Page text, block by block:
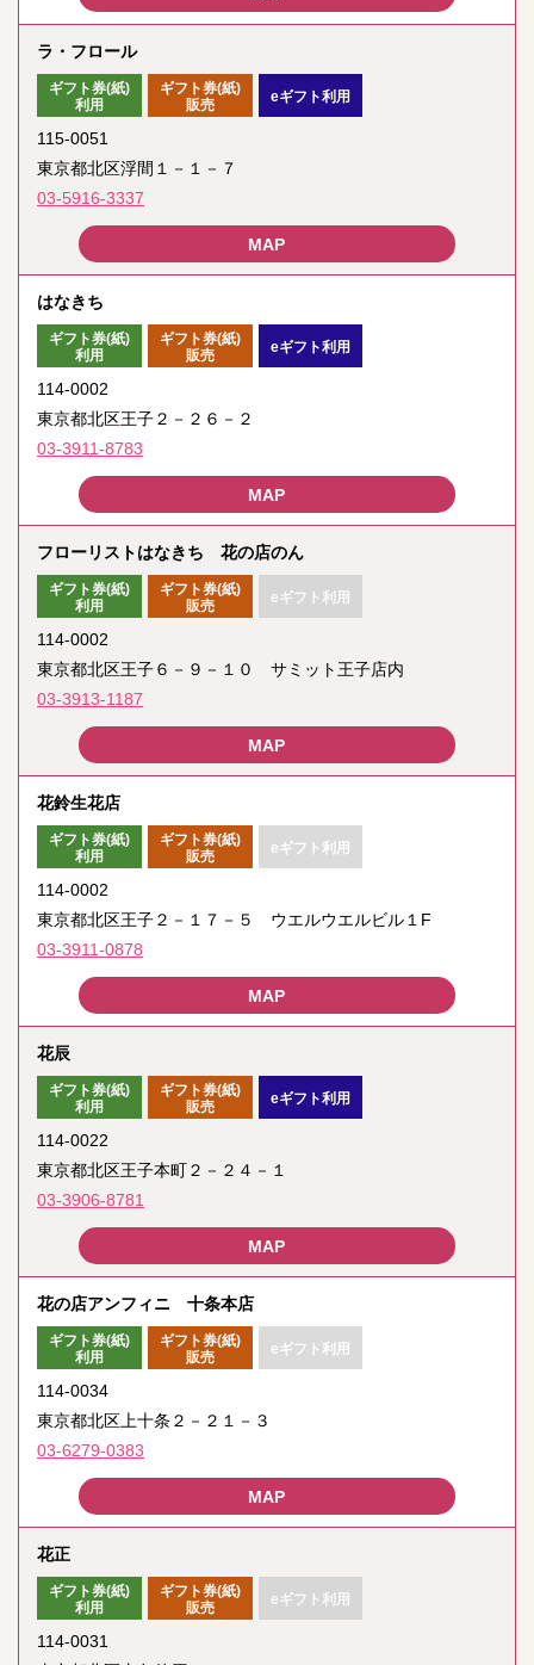
ラ・フロール
ギフト券(紙)
利用
ギフト券(紙)
販売
eギフト利用
115-0051
東京都北区浮間１－１－７
03-5916-3337
はなきち
ギフト券(紙)
利用
ギフト券(紙)
販売
eギフト利用
114-0002
東京都北区王子２－２６－２
03-3911-8783
フローリストはなきち 花の店のん
ギフト券(紙)
利用
ギフト券(紙)
販売
eギフト利用
114-0002
東京都北区王子６－９－１０ サミット王子店内
03-3913-1187
花鈴生花店
ギフト券(紙)
利用
ギフト券(紙)
販売
eギフト利用
114-0002
東京都北区王子２－１７－５ ウエルウエルビル１F
03-3911-0878
花辰
ギフト券(紙)
利用
ギフト券(紙)
販売
eギフト利用
114-0022
東京都北区王子本町２－２４－１
03-3906-8781
花の店アンフィニ 十条本店
ギフト券(紙)
利用
ギフト券(紙)
販売
eギフト利用
114-0034
東京都北区上十条２－２１－３
03-6279-0383
花正
ギフト券(紙)
利用
ギフト券(紙)
販売
eギフト利用
114-0031